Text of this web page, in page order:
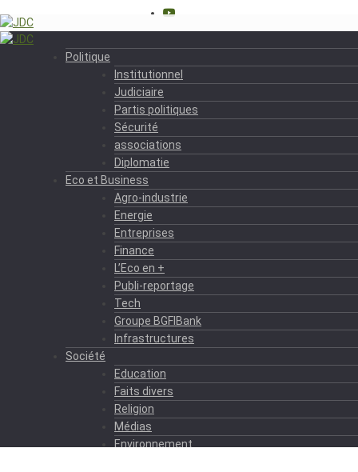
Politique
Institutionnel
Judiciaire
Partis politiques
Sécurité
associations
Diplomatie
Eco et Business
Agro-industrie
Energie
Entreprises
Finance
L’Eco en +
Publi-reportage
Tech
Groupe BGFIBank
Infrastructures
Société
Education
Faits divers
Religion
Médias
Environnement